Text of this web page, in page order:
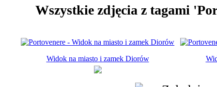
Wszystkie zdjęcia z tagami
Widok na miasto i zamek Diorów